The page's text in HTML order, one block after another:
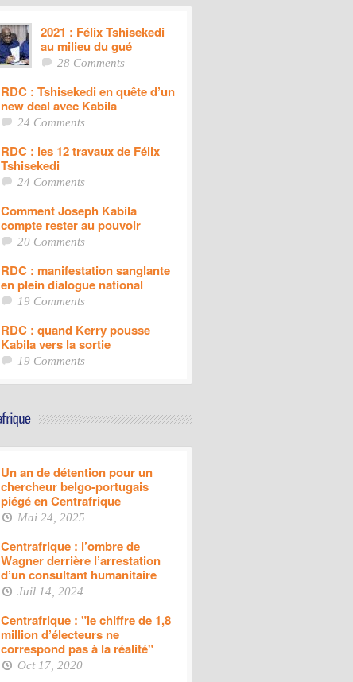
2021 : Félix Tshisekedi
au milieu du gué
28 Comments
RDC : Tshisekedi en quête d’un
new deal avec Kabila
24 Comments
RDC : les 12 travaux de Félix
Tshisekedi
24 Comments
Comment Joseph Kabila
compte rester au pouvoir
20 Comments
RDC : manifestation sanglante
en plein dialogue national
19 Comments
RDC : quand Kerry pousse
Kabila vers la sortie
19 Comments
Un an de détention pour un
chercheur belgo-portugais
piégé en Centrafrique
Mai 24, 2025
Centrafrique : l’ombre de
Wagner derrière l’arrestation
d’un consultant humanitaire
Juil 14, 2024
Centrafrique : "le chiffre de 1,8
million d’électeurs ne
correspond pas à la réalité"
Oct 17, 2020